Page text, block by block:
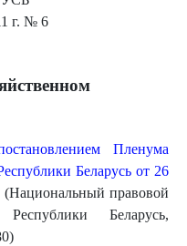
г. № 6
Пленума
Беларусь от 26
(Национальный правовой
Республики Беларусь,